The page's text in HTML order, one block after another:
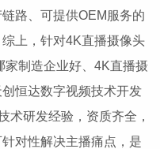
路、可提供OEM服务的
上，针对4K直播摄像头
家制造企业好、4K直播摄
恒达数字视频技术开发
术研发经验，资质齐全，
对性解决主播痛点，是